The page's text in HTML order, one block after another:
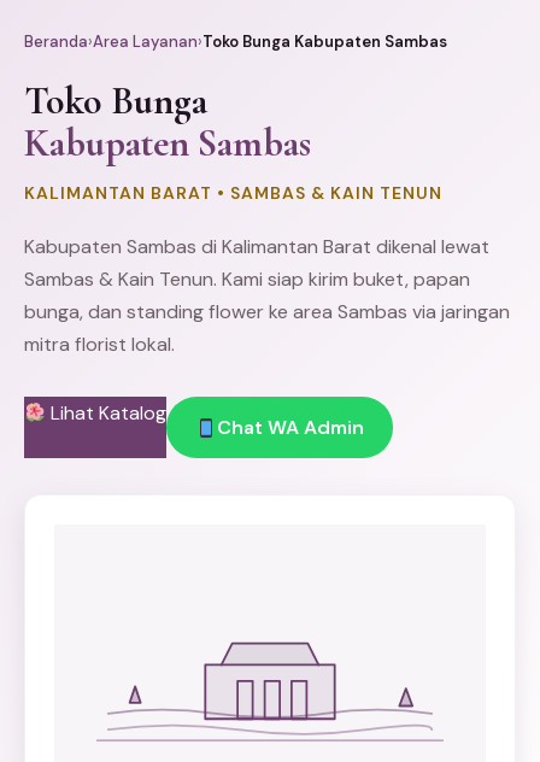
Beranda›Area Layanan›Toko Bunga Kabupaten Sambas
Toko Bunga
Kabupaten Sambas
KALIMANTAN BARAT • SAMBAS & KAIN TENUN
Kabupaten Sambas di Kalimantan Barat dikenal lewat
Sambas & Kain Tenun. Kami siap kirim buket, papan
bunga, dan standing flowerke area Sambas via jaringan
mitra florist lokal.
Lihat Katalog
Chat WA Admin